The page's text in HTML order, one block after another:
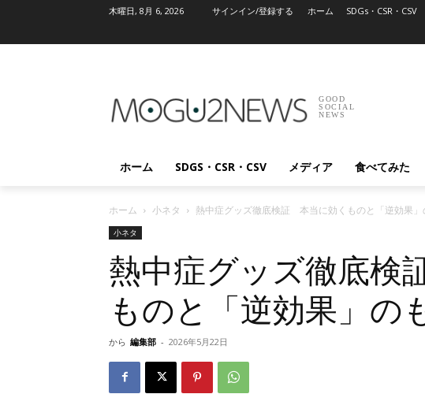
木曜日, 8月 6, 2026 サインイン/登録する ホーム SDGs・CSR・CSV
GOOD
SOCIAL
NEWS
ホーム SDGS・CSR・CSV メディア 食べてみた
ホーム 小ネタ 熱中症グッズ徹底検証 本当に効くものと「逆効果」
小ネタ
熱中症グッズ徹底検
ものと「逆効果」の
から 編集部 - 2026年5月22日